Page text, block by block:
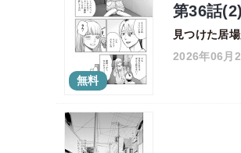
無料
第36話(2)
見つけた居
2026年06月